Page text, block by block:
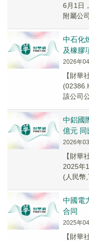
6月1日
附屬公
中石化
及橡膠
2026年
【財華
該公司
中鋁國
億元 同
2026年
【財華
2025年
(人民幣
中國電
合同
2025年
【財華